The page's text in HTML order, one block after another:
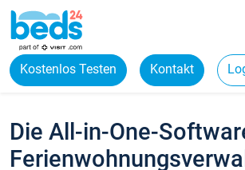
Kostenlos Testen Kontakt
Die All-in-One-